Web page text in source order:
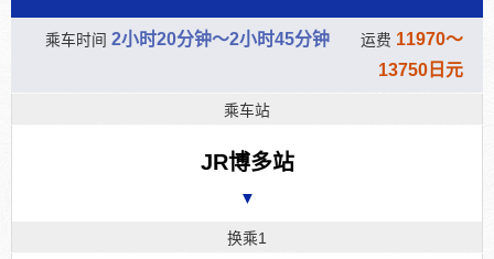
乘车时间 2小时20分钟～2小时45分钟 运费 11970～
13750日元
乘车站
JR博多站
▼
换乘1